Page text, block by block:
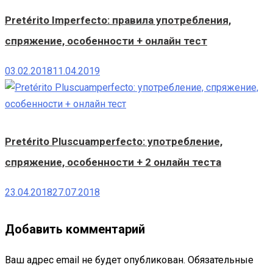
Pretérito Imperfecto: правила употребления,
спряжение, особенности + онлайн тест
03.02.201811.04.2019
Pretérito Pluscuamperfecto: употребление,
спряжение, особенности + 2 онлайн теста
23.04.201827.07.2018
Добавить комментарий
Ваш адрес email не будет опубликован. Обязательные